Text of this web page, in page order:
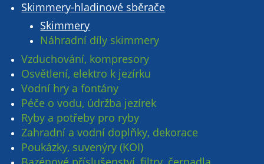
Skimmery-hladinové sběrače
Skimmery
Náhradní díly skimmery
Vzduchování, kompresory
Osvětlení, elektro k jezírku
Vodní hry a fontány
Péče o vodu, údržba jezírek
Ryby a potřeby pro ryby
Zahradní a vodní doplňky, dekorace
Poukázky, suvenýry (KOI)